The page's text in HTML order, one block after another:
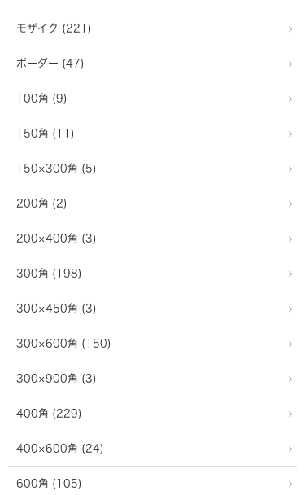
モザイク (221)
ボーダー (47)
100角 (9)
150角 (11)
150×300角 (5)
200角 (2)
200×400角 (3)
300角 (198)
300×450角 (3)
300×600角 (150)
300×900角 (3)
400角 (229)
400×600角 (24)
600角 (105)